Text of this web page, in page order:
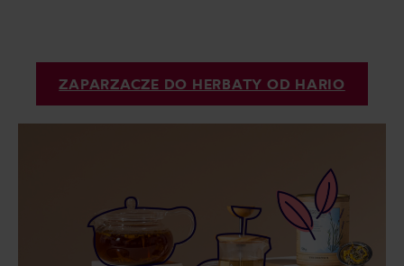
ZAPARZACZE DO HERBATY OD HARIO